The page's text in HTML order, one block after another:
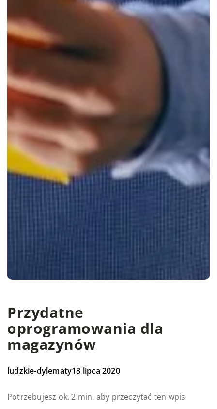
Przydatne
oprogramowania dla
magazynów
ludzkie-dylematy18 lipca 2020
Potrzebujesz ok. 2 min. aby przeczytać ten wpis